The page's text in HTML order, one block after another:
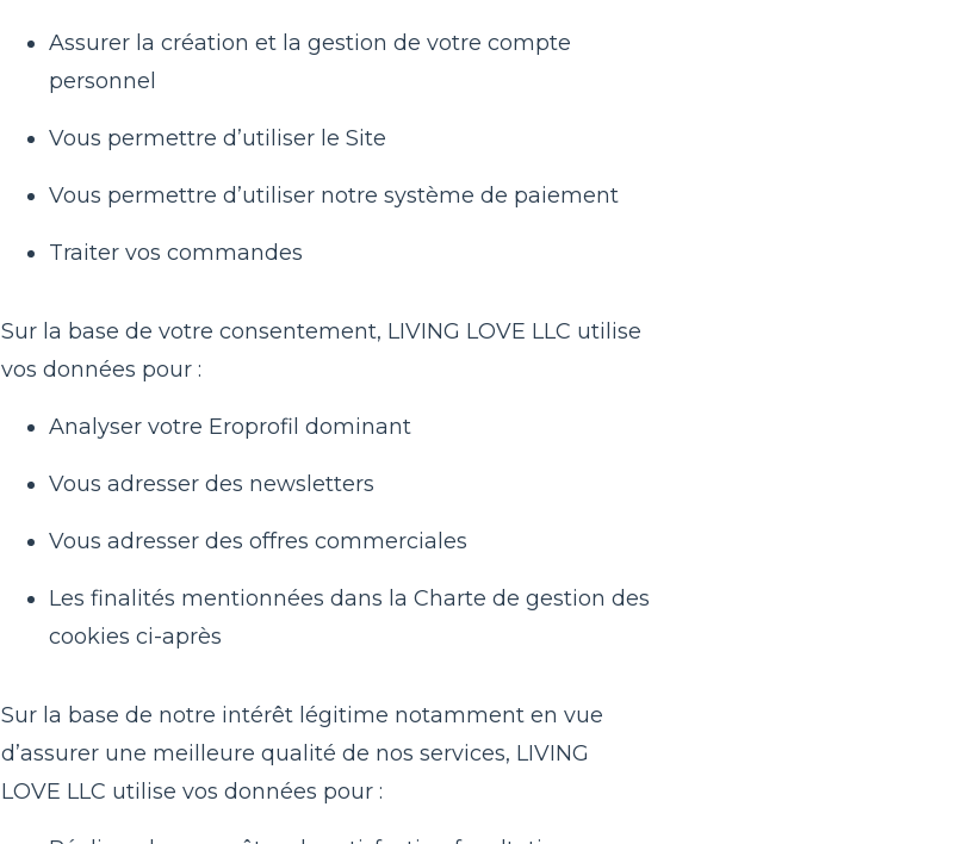
Assurer la création et la gestion de votre compte
personnel
Vous permettre d’utiliser le Site
Vous permettre d’utiliser notre système de paiement
Traiter vos commandes
Sur la base de votre consentement, LIVING LOVE LLC utilise
vos données pour :
Analyser votre Eroprofil dominant
Vous adresser des newsletters
Vous adresser des offres commerciales
Les finalités mentionnées dans la Charte de gestion des
cookies ci-après
Sur la base de notre intérêt légitime notamment en vue
d’assurer une meilleure qualité de nos services, LIVING
LOVE LLC utilise vos données pour :